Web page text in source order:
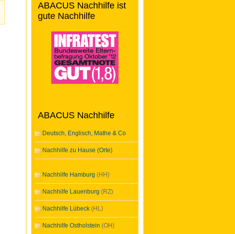
ABACUS Nachhilfe ist
gute Nachhilfe
ABACUS Nachhilfe
Deutsch, Englisch, Mathe & Co
Nachhilfe zu Hause (Orte)
Nachhilfe Hamburg (HH)
Nachhilfe Lauenburg (RZ)
Nachhilfe Lübeck (HL)
Nachhilfe Ostholstein (OH)